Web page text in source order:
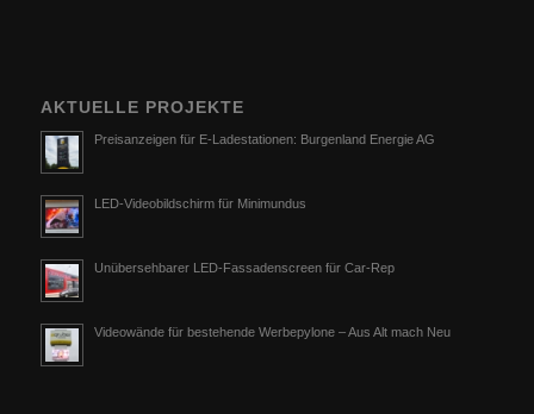
AKTUELLE PROJEKTE
Preisanzeigen für E-Ladestationen: Burgenland Energie AG
LED-Videobildschirm für Minimundus
Unübersehbarer LED-Fassadenscreen für Car-Rep
Videowände für bestehende Werbepylone – Aus Alt mach Neu